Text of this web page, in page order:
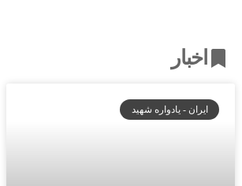
اخبار
ایران - یادواره شهید